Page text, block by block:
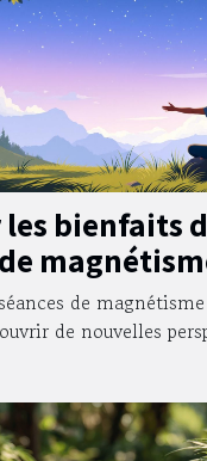
bienfaits
le bien-
de
de nouvelles